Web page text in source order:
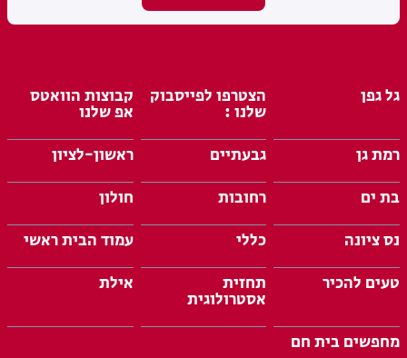
גל גפן הצטרפו לפייסבוק
שלנו :
קבוצות הוואטס
אפ שלנו
רמת גן
גבעתיים
ראשון-לציון
בת ים
רחובות
חולון
נס ציונה
כללי
עמוד הבית ראשי
טעים להכיר
תחזית
אסטרולוגית
אילת
מחפשים בית חם